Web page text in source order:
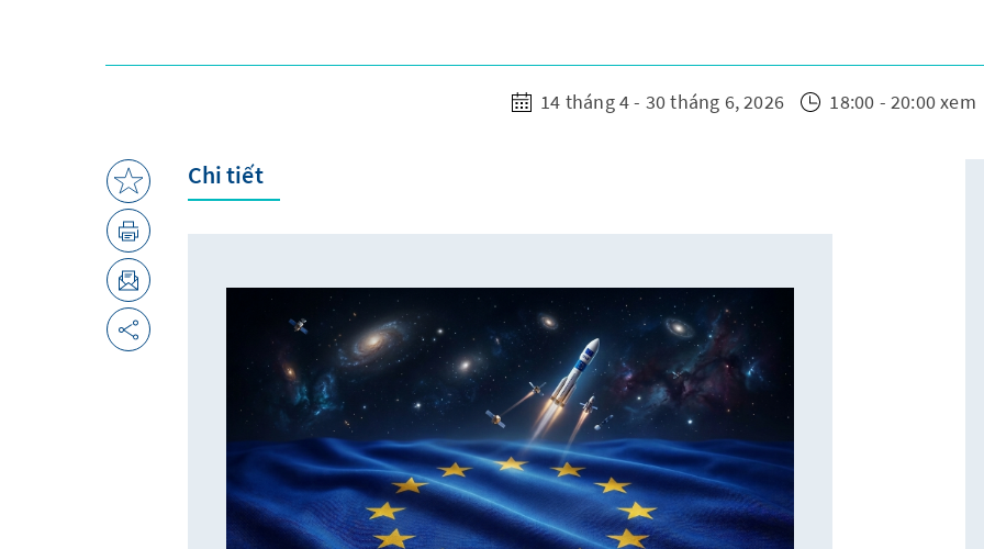
14 tháng 4 - 30 tháng 6, 2026 18:00 - 20:00 xem
Chi tiết